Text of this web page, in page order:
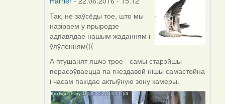
In
reply
to
by
Viachaslav
Gruzdov
(госць)
Так, не заўсёды тое, што мы
назіраем у прыродзе
адпавядае нашым жаданням і
ўяўленням(((
А птушанят яшчэ трое - самы старэйшы
перасоўваецца па гнездавой нішы самастойна
і часам пакідае актыўную зону камеры.